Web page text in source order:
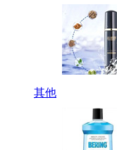
其他